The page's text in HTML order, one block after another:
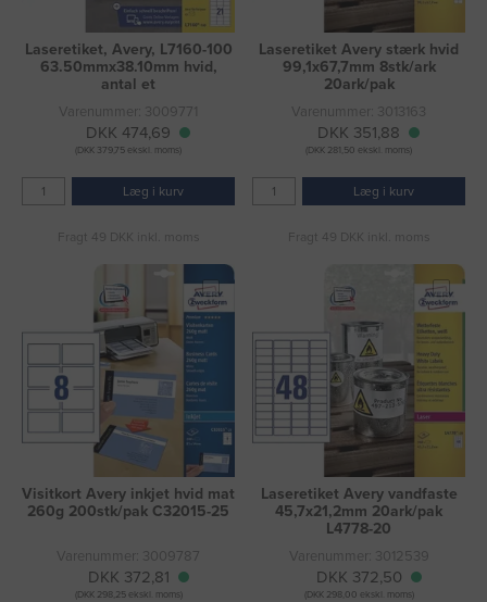
Laseretiket, Avery, L7160-100
63.50mmx38.10mm hvid,
antal et
Varenummer: 3009771
DKK 474,69
(DKK 379,75 ekskl. moms)
Læg i kurv
Fragt 49 DKK inkl. moms
Laseretiket Avery stærk hvid
99,1x67,7mm 8stk/ark
20ark/pak
Varenummer: 3013163
DKK 351,88
(DKK 281,50 ekskl. moms)
Læg i kurv
Fragt 49 DKK inkl. moms
Visitkort Avery inkjet hvid mat
260g 200stk/pak C32015-25
Varenummer: 3009787
DKK 372,81
(DKK 298,25 ekskl. moms)
Laseretiket Avery vandfaste
45,7x21,2mm 20ark/pak
L4778-20
Varenummer: 3012539
DKK 372,50
(DKK 298,00 ekskl. moms)